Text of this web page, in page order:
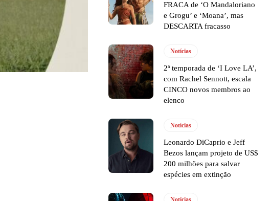
FRACA de ‘O Mandaloriano
e Grogu’ e ‘Moana’, mas
DESCARTA fracasso
Notícias
2ª temporada de ‘I Love LA’,
com Rachel Sennott, escala
CINCO novos membros ao
elenco
Notícias
Leonardo DiCaprio e Jeff
Bezos lançam projeto de US$
200 milhões para salvar
espécies em extinção
Notícias